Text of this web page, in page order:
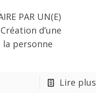
PAR UN(E)
d’une
la personne
Lire plus